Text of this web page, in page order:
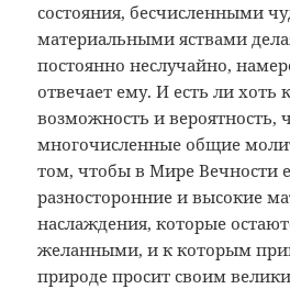
состояния, бесчисленными
материальными яствами
постоянно неслучайно,
отвечает ему. И есть ли хоть
возможность и вероятность,
многочисленные общие
том, чтобы в Мире Вечности
разносторонние и высокие
наслаждения, которые
желанными, и к которым
природе просит своим